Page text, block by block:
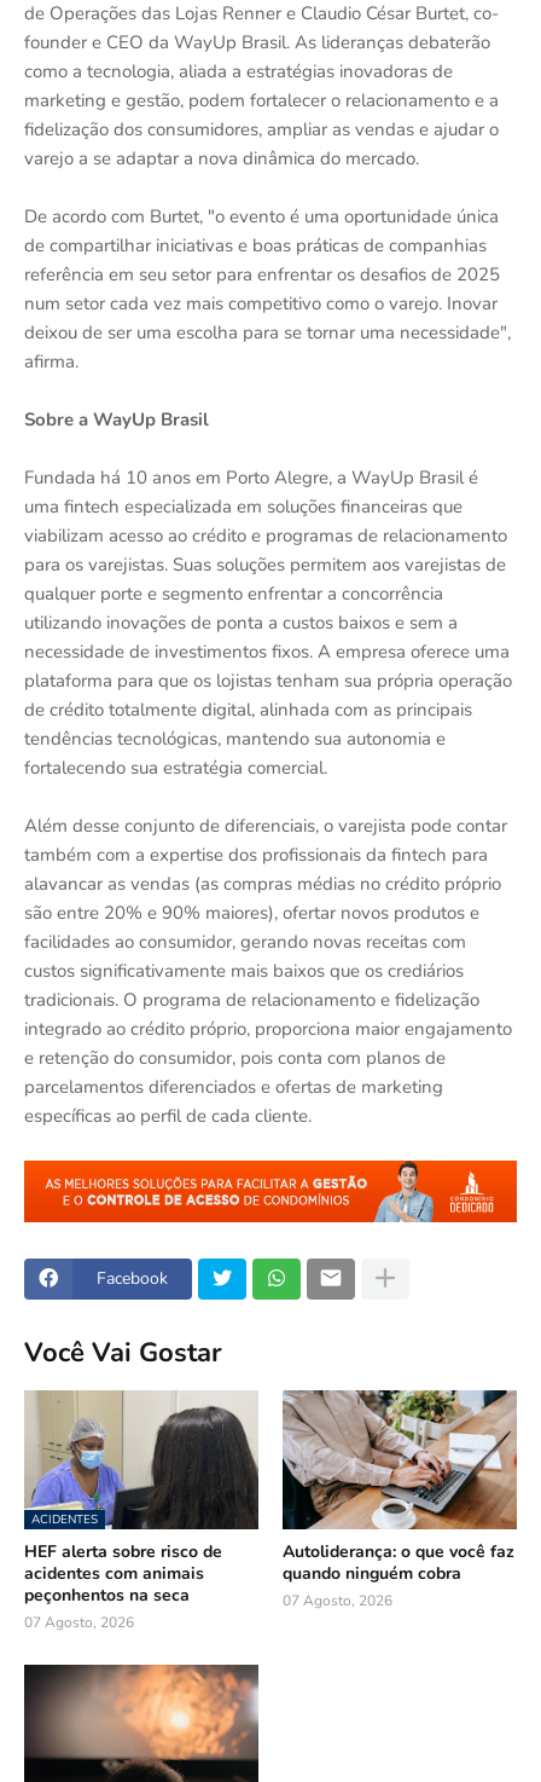
de Operações das Lojas Renner e Claudio César Burtet, co-
founder e CEO da WayUp Brasil. As lideranças debaterão
como a tecnologia, aliada a estratégias inovadoras de
marketing e gestão, podem fortalecer o relacionamento e a
fidelização dos consumidores, ampliar as vendas e ajudar o
varejo a se adaptar a nova dinâmica do mercado.
De acordo com Burtet, "o evento é uma oportunidade única
de compartilhar iniciativas e boas práticas de companhias
referência em seu setor para enfrentar os desafios de 2025
num setor cada vez mais competitivo como o varejo. Inovar
deixou de ser uma escolha para se tornar uma necessidade",
afirma.
Sobre a WayUp Brasil
Fundada há 10 anos em Porto Alegre, a WayUp Brasil é
uma fintech especializada em soluções financeiras que
viabilizam acesso ao crédito e programas de relacionamento
para os varejistas. Suas soluções permitem aos varejistas de
qualquer porte e segmento enfrentar a concorrência
utilizando inovações de ponta a custos baixos e sem a
necessidade de investimentos fixos. A empresa oferece uma
plataforma para que os lojistas tenham sua própria operação
de crédito totalmente digital, alinhada com as principais
tendências tecnológicas, mantendo sua autonomia e
fortalecendo sua estratégia comercial.
Além desse conjunto de diferenciais, o varejista pode contar
também com a expertise dos profissionais da fintech para
alavancar as vendas (as compras médias no crédito próprio
são entre 20% e 90% maiores), ofertar novos produtos e
facilidades ao consumidor, gerando novas receitas com
custos significativamente mais baixos que os crediários
tradicionais. O programa de relacionamento e fidelização
integrado ao crédito próprio, proporciona maior engajamento
e retenção do consumidor, pois conta com planos de
parcelamentos diferenciados e ofertas de marketing
específicas ao perfil de cada cliente.
Facebook
Você Vai Gostar
ACIDENTES
HEF alerta sobre risco de
acidentes com animais
peçonhentos na seca
07 Agosto, 2026
Autoliderança: o que você faz
quando ninguém cobra
07 Agosto, 2026